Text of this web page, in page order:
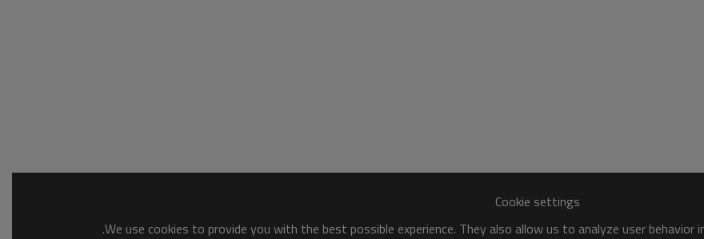
Cookie settings
We use cookies to provide you with the best possible experience. They also allow us to analyze user